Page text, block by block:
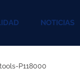
NOTICIAS
P118000